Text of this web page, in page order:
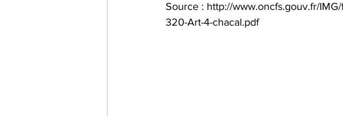
Impact carbone alimentation
Source : http://www.oncfs.gouv.fr/
320-Art-4-chacal.pdf